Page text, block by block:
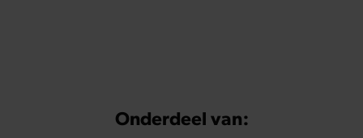
Onderdeel van: